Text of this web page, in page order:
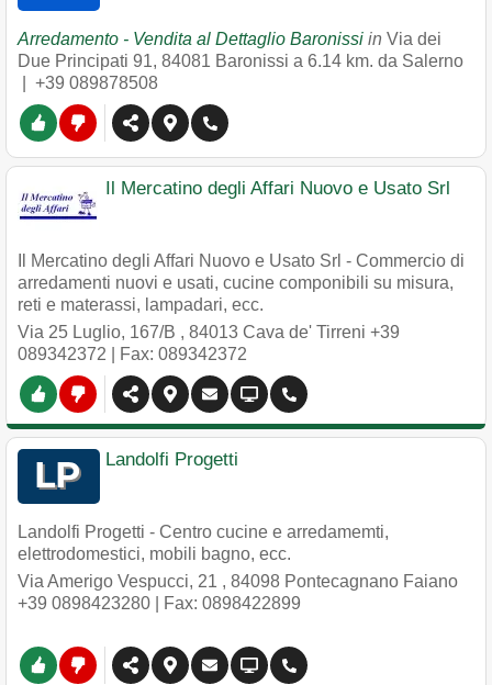
Arredamento - Vendita al Dettaglio Baronissi in Via dei
Due Principati 91, 84081 Baronissi a 6.14 km. da Salerno
+39 089878508
Il Mercatino degli Affari Nuovo e Usato Srl
Il Mercatino degli Affari Nuovo e Usato Srl - Commercio di
arredamenti nuovi e usati, cucine componibili su misura,
reti e materassi, lampadari, ecc.
Via 25 Luglio, 167/B , 84013 Cava de' Tirreni +39
089342372 | Fax: 089342372
Landolfi Progetti
Landolfi Progetti - Centro cucine e arredamemti,
elettrodomestici, mobili bagno, ecc.
Via Amerigo Vespucci, 21 , 84098 Pontecagnano Faiano
+39 0898423280 | Fax: 0898422899